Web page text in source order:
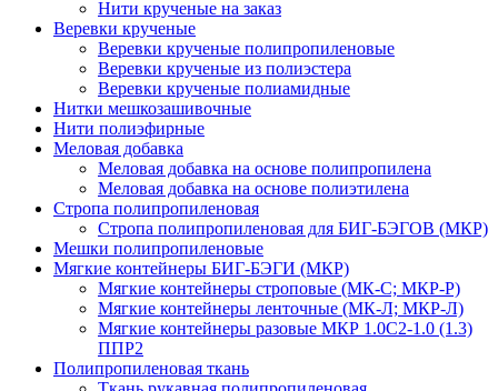
Нити крученые на заказ
Веревки крученые
Веревки крученые полипропиленовые
Веревки крученые из полиэстера
Веревки крученые полиамидные
Нитки мешкозашивочные
Нити полиэфирные
Меловая добавка
Меловая добавка на основе полипропилена
Меловая добавка на основе полиэтилена
Стропа полипропиленовая
Стропа полипропиленовая для БИГ-БЭГОВ (МКР)
Мешки полипропиленовые
Мягкие контейнеры БИГ-БЭГИ (МКР)
Мягкие контейнеры строповые (МК-С; МКР-Р)
Мягкие контейнеры ленточные (МК-Л; МКР-Л)
Мягкие контейнеры разовые МКР 1.0С2-1.0 (1.3)
ППР2
Полипропиленовая ткань